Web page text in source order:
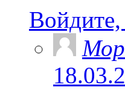
Войдите,